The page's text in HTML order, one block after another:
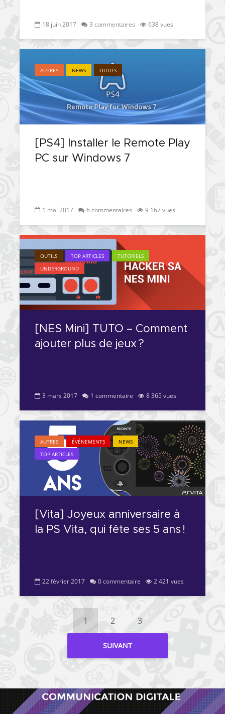
18 juin 2017 3 commentaires 638 vues
AUTRES NEWS OUTILS
[PS4] Installer le Remote Play
PC sur Windows 7
1 mai 2017 6 commentaires 9 167 vues
OUTILS TOP ARTICLES
TUTORIELS
UNDERGROUND
[NES Mini] TUTO – Comment
ajouter plus de jeux ?
3 mars 2017 1 commentaire 8 365 vues
AUTRES ÉVÉNEMENTS
NEWS
TOP ARTICLES
[Vita] Joyeux anniversaire à
la PS Vita, qui fête ses 5 ans !
22 février 2017 0 commentaire 2 421 vues
1 2 3
SUIVANT